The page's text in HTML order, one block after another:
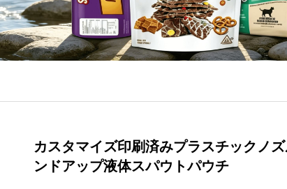
カスタマイズ印刷済みプラスチックノ
ンドアップ液体スパウトパウチ